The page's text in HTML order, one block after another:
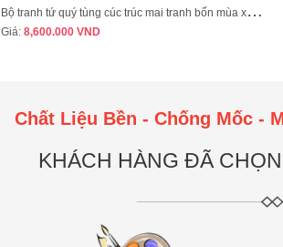
B
ộ tranh tứ quý tùng cúc trúc mai tranh bốn mùa xuân hạ thu đông mã TQ13A
Giá:8,600.000VND
Chất Liệu Bền - Chống Mốc -
KHÁCH HÀNG ĐÃ